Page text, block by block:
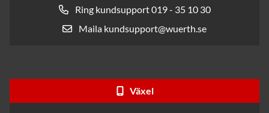
Ring kundsupport 019 - 35 10 30
Maila kundsupport@wuerth.se
Växel